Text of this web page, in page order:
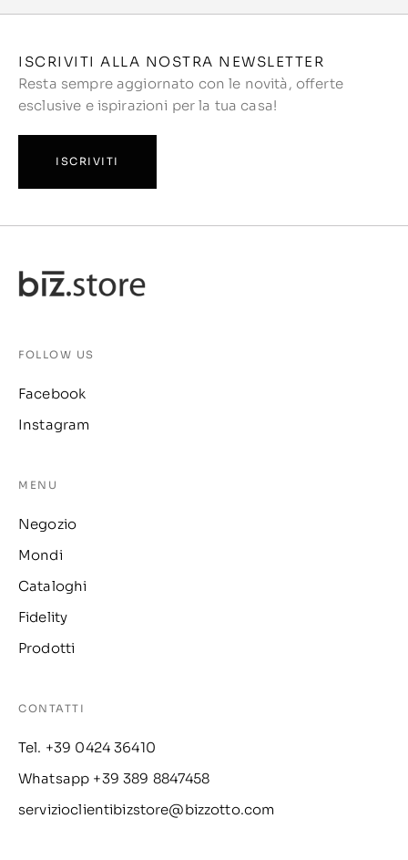
ISCRIVITI ALLA NOSTRA NEWSLETTER
Resta sempre aggiornato con le novità, offerte
esclusive e ispirazioni per la tua casa!
ISCRIVITI
FOLLOW US
Facebook
Instagram
MENU
Negozio
Mondi
Cataloghi
Fidelity
Prodotti
CONTATTI
Tel. +39 0424 36410
Whatsapp +39 389 8847458
servizioclientibizstore@bizzotto.com